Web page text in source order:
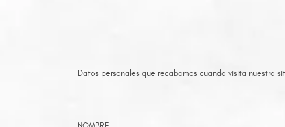
Datos personales que recabamos cuando visita nuestro